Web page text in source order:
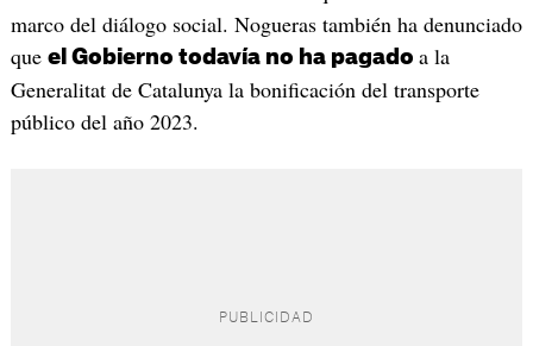
marco del diálogo social. Nogueras también ha denunciado
que el Gobierno todavía no ha pagado a la
Generalitat de Catalunya la bonificación del transporte
público del año 2023.